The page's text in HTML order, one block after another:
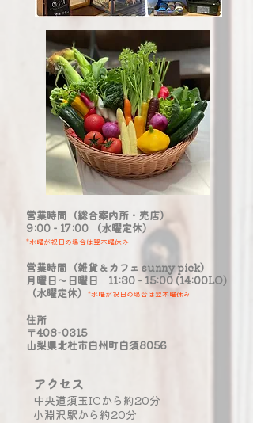
営業時間（総合案内所・売店）
9:00 - 17:00 （水曜定休）
*水曜が祝日の場合は翌木曜休み
営業時間（雑貨＆カフェ sunny pick）
月曜日～日曜日 11:30 - 15:00 (14:00LO)
（水曜定休）
*水曜が祝日の場合は翌木曜休み
​住所
〒408-0315
山梨県北杜市白州町白須8056
​アクセス
中央道須玉ICから約20分
小淵沢駅から約20分